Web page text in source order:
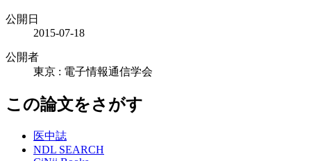
公開日
2015-07-18
公開者
東京 : 電子情報通信学会
この論文をさがす
医中誌
NDL SEARCH